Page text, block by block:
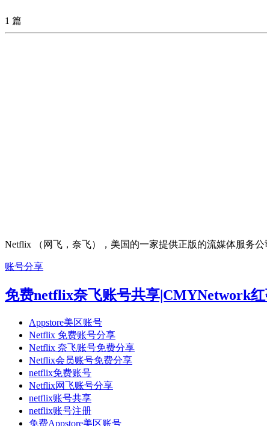
1 篇
Netflix （网飞，奈飞），美国的一家提供正版的流媒体服务
账号分享
免费netflix奈飞账号共享|CMYNetwork
Appstore美区账号
Netflix 免费账号分享
Netflix 奈飞账号免费分享
Netflix会员账号免费分享
netflix免费账号
Netflix网飞账号分享
netflix账号共享
netflix账号注册
免费Appstore美区账号